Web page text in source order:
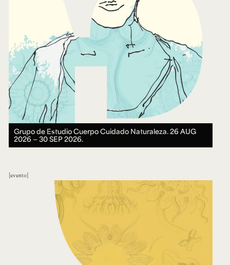
Grupo de Estudio Cuerpo Cuidado Naturaleza.26 AUG
2026 ― 30 SEP 2026.
evento